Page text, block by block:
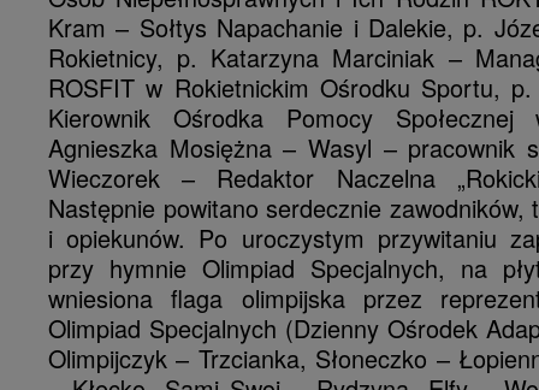
Kram – Sołtys Napachanie i Dalekie, p.
Rokietnicy, p. Katarzyna Marciniak –
ROSFIT w Rokietnickim Ośrodku Sportu,
Kierownik Ośrodka Pomocy
Agnieszka Mosiężna – Wasyl – pracownik
Wieczorek – Redaktor Naczelna
Następnie powitano serdecznie zawodników,
i opiekunów. Po uroczystym przywitaniu
przy hymnie Olimpiad Specjalnych, na
wniesiona flaga olimpijska przez
Olimpiad Specjalnych (Dzienny Ośrodek
Olimpijczyk – Trzcianka, Słoneczko –